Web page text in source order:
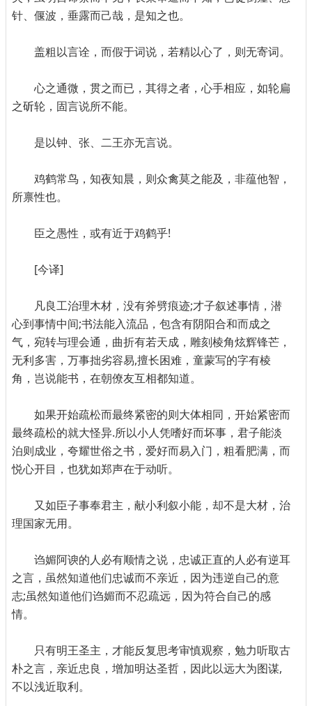
针、偃波，垂露而己哉，是知之也。
盖粗以言诠，而假于词说，若精以心了，则无寄词。
心之通微，贯之而已，其得之者，心手相应，如轮扁
之斫轮，固言说所不能。
是以钟、张、二王亦无言说。
鸡鹤常鸟，知夜知晨，则众禽莫之能及，非蕴他智，
所禀性也。
臣之愚性，或有近于鸡鹤乎!
[今译]
凡良工治理木材，没有斧劈痕迹;才子叙述事情，潜
心到事情中间;书法能入流品，包含有阴阳合和而成之
气，宛转与理会通，曲折有若天成，雕刻棱角炫辉锋芒，
无利多害，万事拙劣容易,擅长困难，童蒙写的字有棱
角，岂说能书，在朝僚友互相都知道。
如果开始疏松而最终紧密的则大体相同，开始紧密而
最终疏松的就大怪异.所以小人凭嗜好而坏事，君子能淡
泊则成业，夸耀世俗之书，爱好而易入门，粗看肥满，而
悦心开目，也犹如郑声在于动听。
又如臣子事奉君主，献小利叙小能，却不是大材，治
理国家无用。
诌媚阿谀的人必有顺情之说，忠诚正直的人必有逆耳
之言，虽然知道他们忠诚而不亲近，因为违逆自己的意
志;虽然知道他们诌媚而不忍疏远，因为符合自己的感
情。
只有明王圣主，才能反复思考审慎观察，勉力听取古
朴之言，亲近忠良，增加明达圣哲，因此以远大为图谋,
不以浅近取利。